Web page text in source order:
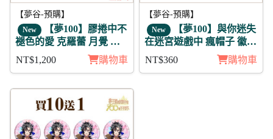
【夢谷-預購】
New 【夢100】膠捲中不
褪色的愛 克羅蕾 月覺 徽
章11入組
NT$1,200 購物車
【夢谷-預購】
New 【夢100】與你迷失
在迷宮遊戲中 瘋帽子 徽章
3入組
NT$360 購物車